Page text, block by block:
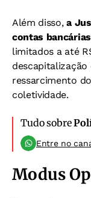
Além disso,a
contas
limitados a até
descapitalização
ressarcimento
coletividade.
Tudo sobre
Entre no
Modus